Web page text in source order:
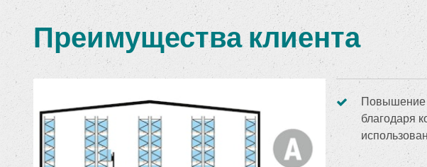
Преимущества клиента
Повышение
благодаря